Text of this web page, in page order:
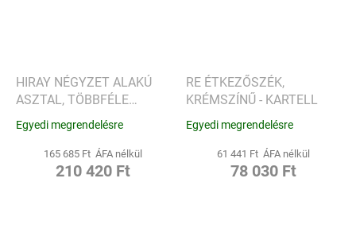
HIRAY NÉGYZET ALAKÚ
ASZTAL, TÖBBFÉLE
VÁLTOZATBAN - KARTELL
Egyedi megrendelésre
165 685 Ft ÁFA nélkül
210 420 Ft
RE ÉTKEZŐSZÉK,
KRÉMSZÍNŰ - KARTELL
Egyedi megrendelésre
61 441 Ft ÁFA nélkül
78 030 Ft